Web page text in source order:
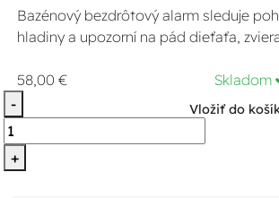
Bazénový bezdrôtový alarm sleduje
hladiny a upozorní na pád dieťaťa,
58,00 €
Skladom
-
+
Vložiť do